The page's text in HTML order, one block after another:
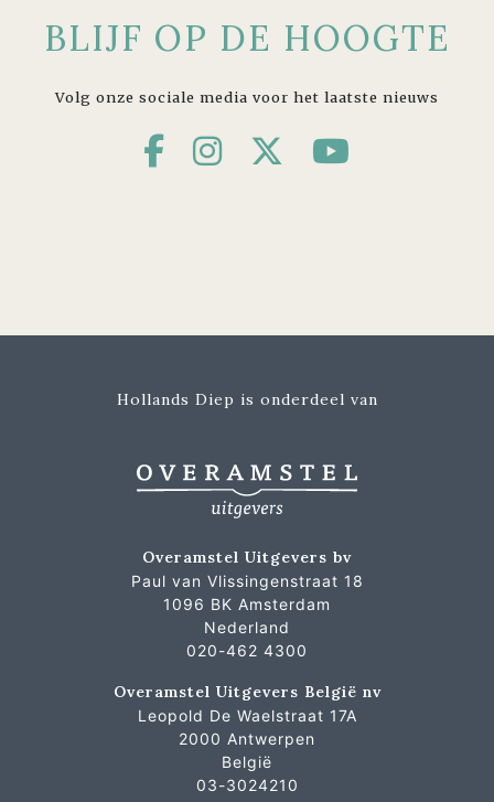
BLIJF OP DE HOOGTE
Volg onze sociale media voor het laatste nieuws
Hollands Diep is onderdeel van
Overamstel Uitgevers bv
Paul van Vlissingenstraat 18
1096 BK Amsterdam
Nederland
020-462 4300
Overamstel Uitgevers België nv
Leopold De Waelstraat 17A
2000 Antwerpen
België
03-3024210